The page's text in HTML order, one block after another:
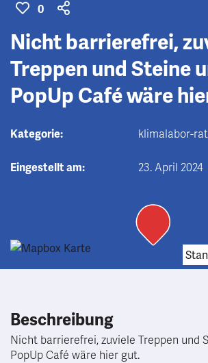
0
Nicht barrierefrei,
Treppen und Steine
PopUp Café wäre
Kategorie: klimalabor-
Eingestellt am: 23. April 2024
Beschreibung
Nicht barrierefrei, zuviele Treppen und
PopUp Café wäre hier gut.